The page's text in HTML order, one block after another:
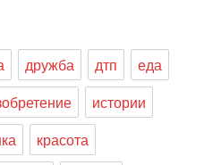
дружба дтп
еда
истории
красота